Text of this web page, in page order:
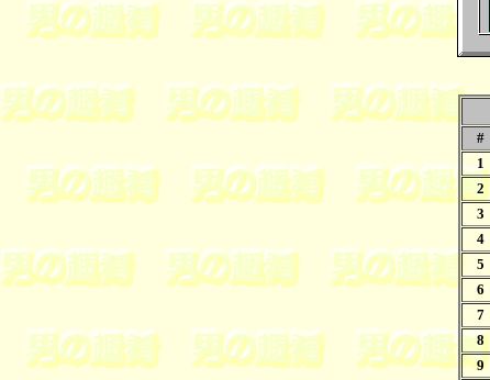
#
1
2
3
4
5
6
7
8
9